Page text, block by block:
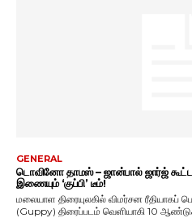
GENERAL
டொவினோ தாமஸ் – ஜான்பால் ஜார்ஜ்
இணையும் ‘குப்பி’ டீம்!
மலையாள திரையுலகில் விமர்சன ரீதியாகப்
(Guppy) திரைப்படம் வெளியாகி 10